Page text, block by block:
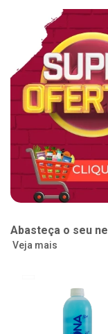
Abasteça o seu
Veja mais